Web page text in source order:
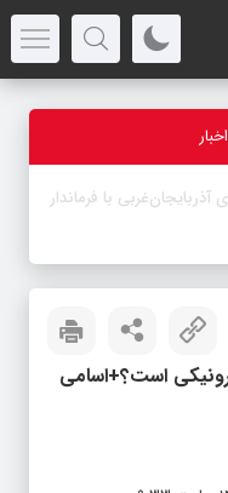
است؟+اسامی